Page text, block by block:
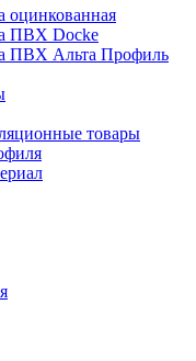
оцинкованная
ПВХ Docke
ПВХ Альта Профиль
товары